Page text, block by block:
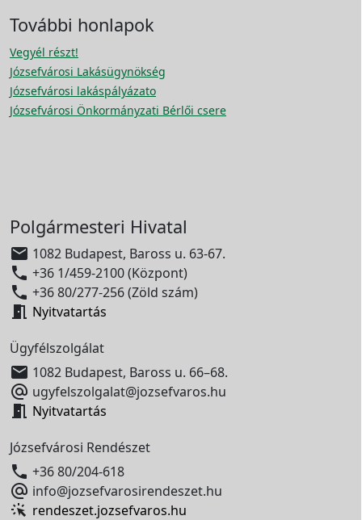
További honlapok
Vegyél részt!
Józsefvárosi Lakásügynökség
Józsefvárosi lakáspályázato
Józsefvárosi Önkormányzati Bérlői csere
Polgármesteri Hivatal
 1082 Budapest, Baross u. 63-67.
 +36 1/459-2100 (Központ)
 +36 80/277-256 (Zöld szám)
 Nyitvatartás
Ügyfélszolgálat
 1082 Budapest, Baross u. 66–68.
 ugyfelszolgalat@jozsefvaros.hu
 Nyitvatartás
Józsefvárosi Rendészet
 +36 80/204-618
 info@jozsefvarosirendeszet.hu
rendeszet.jozsefvaros.hu